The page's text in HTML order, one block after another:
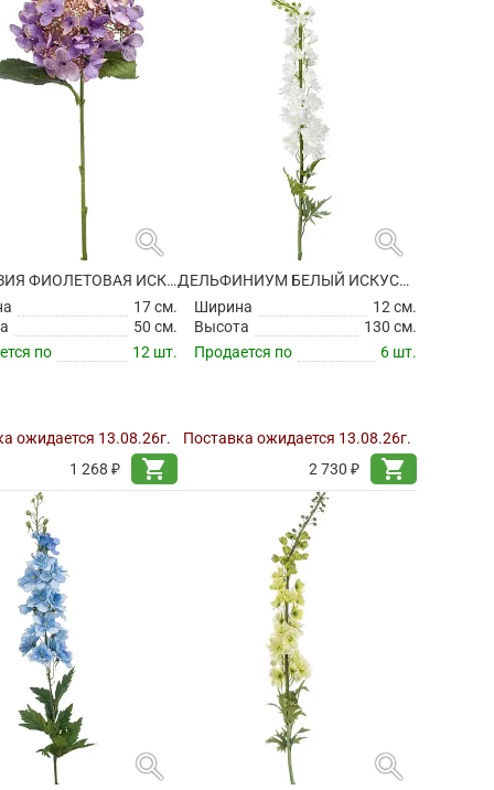
search
ГОРТЕНЗИЯ ФИОЛЕТОВАЯ ИСКУССТВЕННАЯ
17 см.
50 см.
по
12 шт.
ожидается 13.08.26г.
1 268 ₽
shopping_cart
search
ДЕЛЬФИНИУМ БЕЛЫЙ ИСКУССТВЕННЫЙ
Ширина
12 см.
Высота
130 см.
Продается по
6 шт.
Поставка ожидается 13.08.26г.
2 730 ₽
shopping_cart
search search